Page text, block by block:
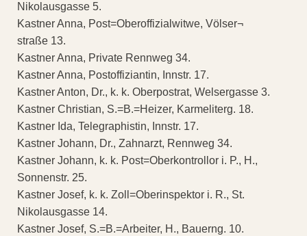
Nikolausgasse 5.
Kastner Anna, Post=Oberoffizialwitwe, Völser¬
straße 13.
Kastner Anna, Private Rennweg 34.
Kastner Anna, Postoffiziantin, Innstr. 17.
Kastner Anton, Dr., k. k. Oberpostrat, Welsergasse 3.
Kastner Christian, S.=B.=Heizer, Karmeliterg. 18.
Kastner Ida, Telegraphistin, Innstr. 17.
Kastner Johann, Dr., Zahnarzt, Rennweg 34.
Kastner Johann, k. k. Post=Oberkontrollor i. P., H.,
Sonnenstr. 25.
Kastner Josef, k. k. Zoll=Oberinspektor i. R., St.
Nikolausgasse 14.
Kastner Josef, S.=B.=Arbeiter, H., Bauerng. 10.